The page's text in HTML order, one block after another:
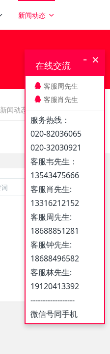
新闻动态
新闻动态
×
-
在线交流
客服周先生
客服肖先生
服务热线：
020-82036065
020-32030921
客服韦先生：
13543475666
客服肖先生:
13316212152
客服周先生:
18688851281
客服钟先生:
18688496582
客服林先生:
19120413392
------------------
微信号同手机